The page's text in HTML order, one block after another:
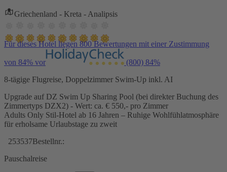
Griechenland - Kreta - Analipsis
Für dieses Hotel liegen 800 Bewertungen mit einer Zustimmung
von 84% vor (800) 84%
8-tägige Flugreise, Doppelzimmer Swim-Up inkl. AI
Upgrade auf DZ Swim Up Sharing Pool (bei direkter Buchung des
Zimmertyps DZX2) - Wert: ca. € 550,- pro Zimmer
Adults Only Stil-Hotel ab 16 Jahren – Ruhige Wohlfühlatmosphäre
für erholsame Urlaubstage zu zweit
253537Bestellnr.:
Pauschalreise